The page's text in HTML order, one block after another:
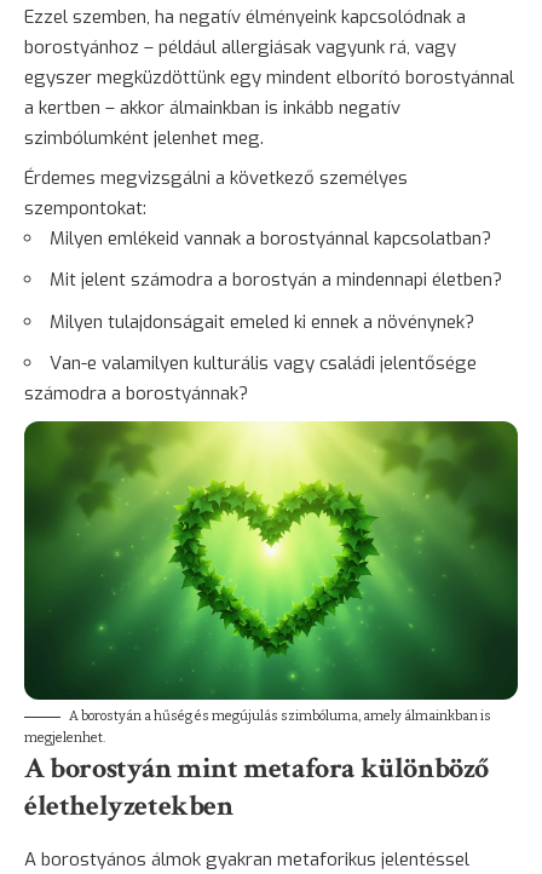
Ezzel szemben, ha negatív élményeink kapcsolódnak a
borostyánhoz – például allergiásak vagyunk rá, vagy
egyszer megküzdöttünk egy mindent elborító borostyánnal
a kertben – akkor álmainkban is inkább negatív
szimbólumként jelenhet meg.
Érdemes megvizsgálni a következő személyes
szempontokat:
Milyen emlékeid vannak a borostyánnal kapcsolatban?
Mit jelent számodra a borostyán a mindennapi életben?
Milyen tulajdonságait emeled ki ennek a növénynek?
Van-e valamilyen kulturális vagy családi jelentősége
számodra a borostyánnak?
A borostyán a hűség és megújulás szimbóluma, amely álmainkban is
megjelenhet.
A borostyán mint metafora különböző
élethelyzetekben
A borostyános álmok gyakran metaforikus jelentéssel